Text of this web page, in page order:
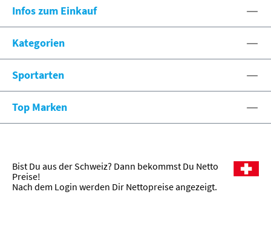
eshop@spexx.org
Infos zum Einkauf
Kategorien
Sportarten
Top Marken
Bist Du aus der Schweiz? Dann bekommst Du Netto
Preise!
Nach dem Login werden Dir Nettopreise angezeigt.